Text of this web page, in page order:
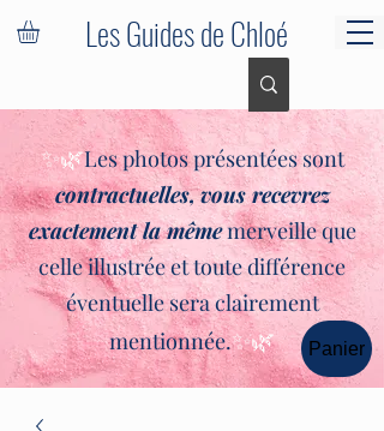
Les Guides de Chloé
✨🌿Les photos présentées sont
contractuelles,vous recevrez
exactement la mêmemerveille que
celle illustrée et toute différence
éventuelle sera clairement
mentionnée.✨🌿 Panier